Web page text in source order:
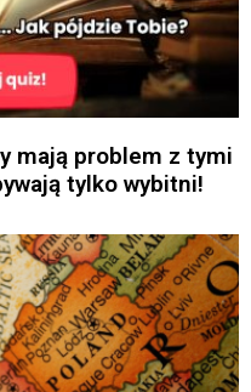
mają problem z tymi
tylko wybitni!